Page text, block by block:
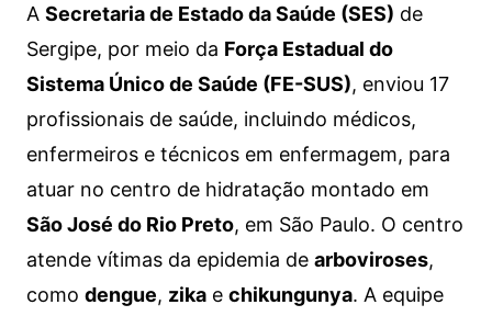
A Secretaria de Estado da Saúde (SES) de
Sergipe, por meio da Força Estadual do
Sistema Único de Saúde (FE-SUS), enviou 17
profissionais de saúde, incluindo médicos,
enfermeiros e técnicos em enfermagem, para
atuar no centro de hidratação montado em
São José do Rio Preto, em São Paulo. O centro
atende vítimas da epidemia de arboviroses,
como dengue, zika e chikungunya. A equipe